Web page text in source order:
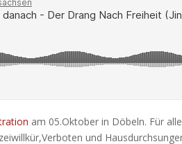
am 05.Oktober in Döbeln. Für
und